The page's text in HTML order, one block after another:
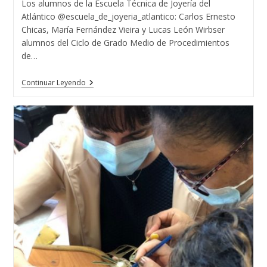
entrada:
entrada:
entrada:
Los alumnos de la Escuela Técnica de Joyería del
Atlántico @escuela_de_joyeria_atlantico: Carlos Ernesto
Chicas, María Fernández Vieira y Lucas León Wirbser
alumnos del Ciclo de Grado Medio de Procedimientos
de…
Continuar LeyendoMISS
TURISMO
2021